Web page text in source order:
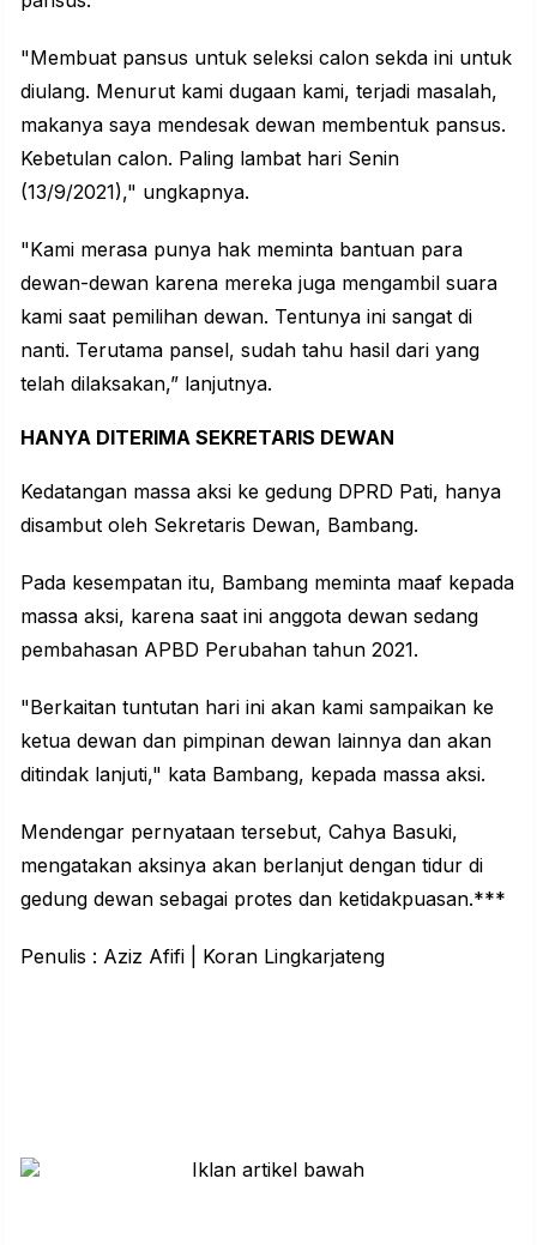
"Membuat pansus untuk seleksi calon sekda ini untuk
diulang. Menurut kami dugaan kami, terjadi masalah,
makanya saya mendesak dewan membentuk pansus.
Kebetulan calon. Paling lambat hari Senin
(13/9/2021)," ungkapnya.
"Kami merasa punya hak meminta bantuan para
dewan-dewan karena mereka juga mengambil suara
kami saat pemilihan dewan. Tentunya ini sangat di
nanti. Terutama pansel, sudah tahu hasil dari yang
telah dilaksakan,” lanjutnya.
HANYA DITERIMA SEKRETARIS DEWAN
Kedatangan massa aksi ke gedung DPRD Pati, hanya
disambut oleh Sekretaris Dewan, Bambang.
Pada kesempatan itu, Bambang meminta maaf kepada
massa aksi, karena saat ini anggota dewan sedang
pembahasan APBD Perubahan tahun 2021.
"Berkaitan tuntutan hari ini akan kami sampaikan ke
ketua dewan dan pimpinan dewan lainnya dan akan
ditindak lanjuti," kata Bambang, kepada massa aksi.
Mendengar pernyataan tersebut, Cahya Basuki,
mengatakan aksinya akan berlanjut dengan tidur di
gedung dewan sebagai protes dan ketidakpuasan.***
Penulis : Aziz Afifi | Koran Lingkarjateng